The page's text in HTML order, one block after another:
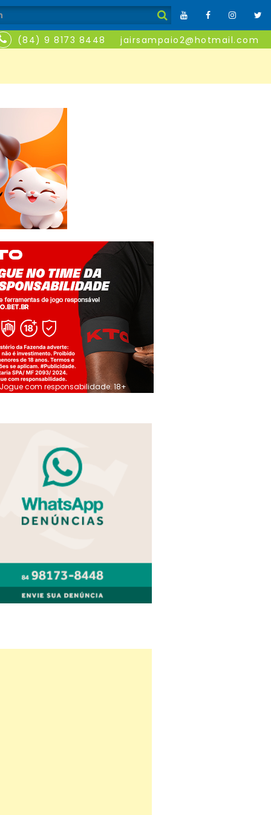
(84) 9 8173 8448 jairsampaio2@hotmail.com
Jogue com responsabilidade. 18+